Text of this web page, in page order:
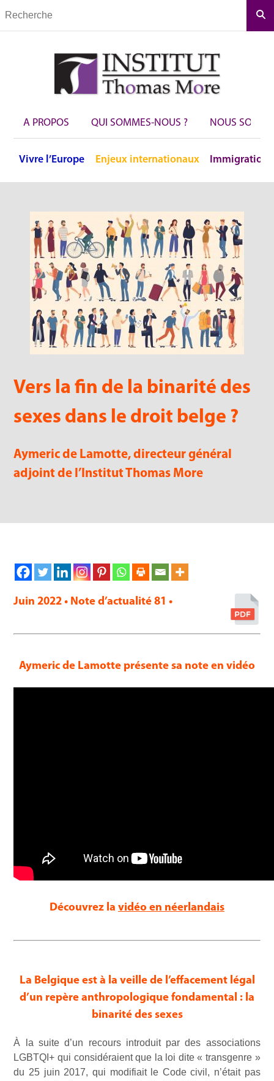
A PROPOS QUI SOMMES-NOUS ? NOUS
Vivre l’Europe Enjeux internationaux Immigration
Vers la fin de la binarité des
sexes dans le droit belge ?
Aymeric de Lamotte, directeur général
adjoint de l’Institut Thomas More
Juin 2022 • Note d’actualité 81 •
Aymeric de Lamotte présente sa note en vidéo
Découvrez la vidéo en néerlandais
La Belgique est à la veille de l’effacement légal
d’un repère anthropologique fondamental : la
binarité des sexes
À la suite d’un recours introduit par des associations
LGBTQI+ qui considéraient que la loi dite « transgenre »
du 25 juin 2017, qui modifiait le Code civil, n’était pas